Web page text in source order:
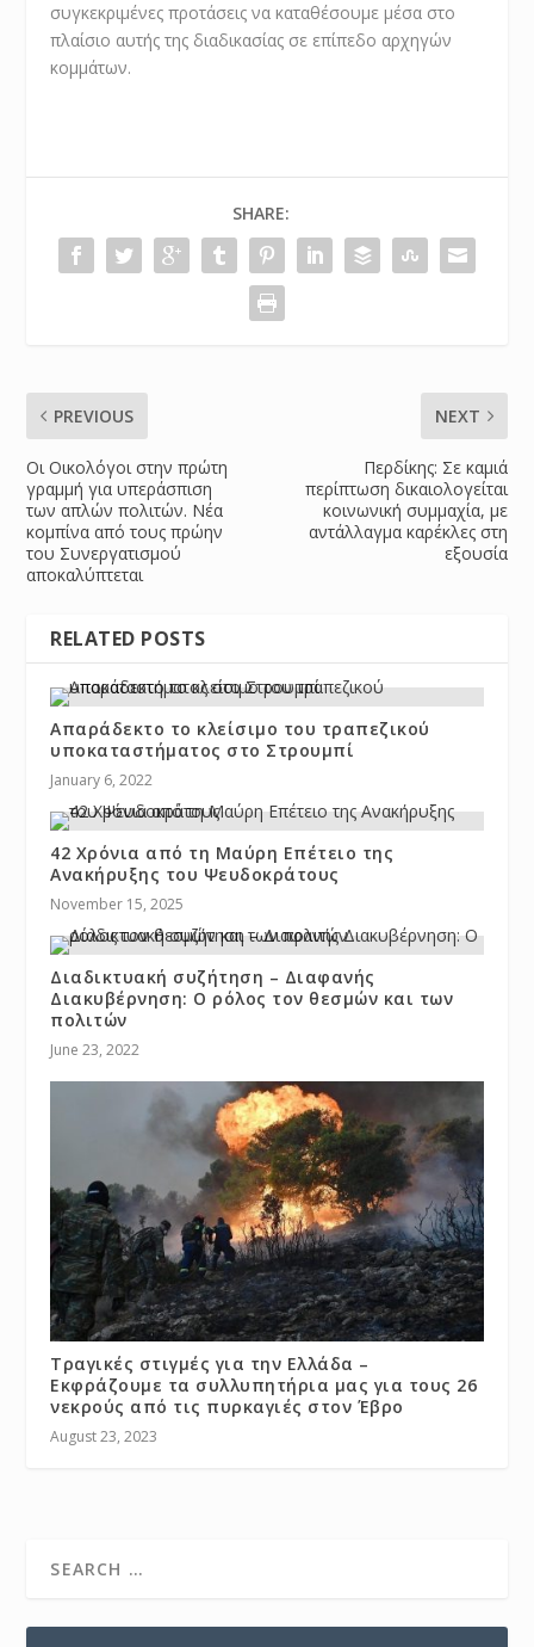
συγκεκριμένες προτάσεις να καταθέσουμε μέσα στο
πλαίσιο αυτής της διαδικασίας σε επίπεδο αρχηγών
κομμάτων.
SHARE:
PREVIOUS
Οι Oικολόγοι στην πρώτη
γραμμή για υπεράσπιση
των απλών πολιτών. Νέα
κομπίνα από τους πρώην
του Συνεργατισμού
αποκαλύπτεται
NEXT
Περδίκης: Σε καμιά
περίπτωση δικαιολογείται
κοινωνική συμμαχία, με
αντάλλαγμα καρέκλες στη
εξουσία
RELATED POSTS
Απαράδεκτο το κλείσιμο του τραπεζικού
υποκαταστήματος στο Στρουμπί
January 6, 2022
42 Χρόνια από τη Μαύρη Επέτειο της
Ανακήρυξης του Ψευδοκράτους
November 15, 2025
Διαδικτυακή συζήτηση – Διαφανής
Διακυβέρνηση: Ο ρόλος τον θεσμών και των
πολιτών
June 23, 2022
Τραγικές στιγμές για την Ελλάδα –
Εκφράζουμε τα συλλυπητήρια μας για τους 26
νεκρούς από τις πυρκαγιές στον Έβρο
August 23, 2023